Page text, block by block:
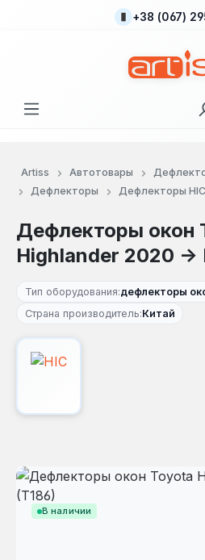
Перейти к основному+38 (067)
Artiss Автотовары
Дефлекторы
Дефлекторы HIC
Дефлекторы окон
Highlander 2020 ->
Тип оборудования:дефлекторы
Страна производитель:Китай
В наличии
Пропустить галерею